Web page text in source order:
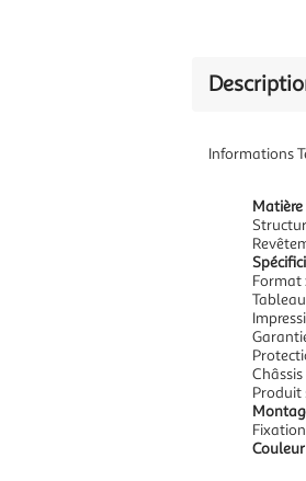
Informations
Matière
Format
Produit